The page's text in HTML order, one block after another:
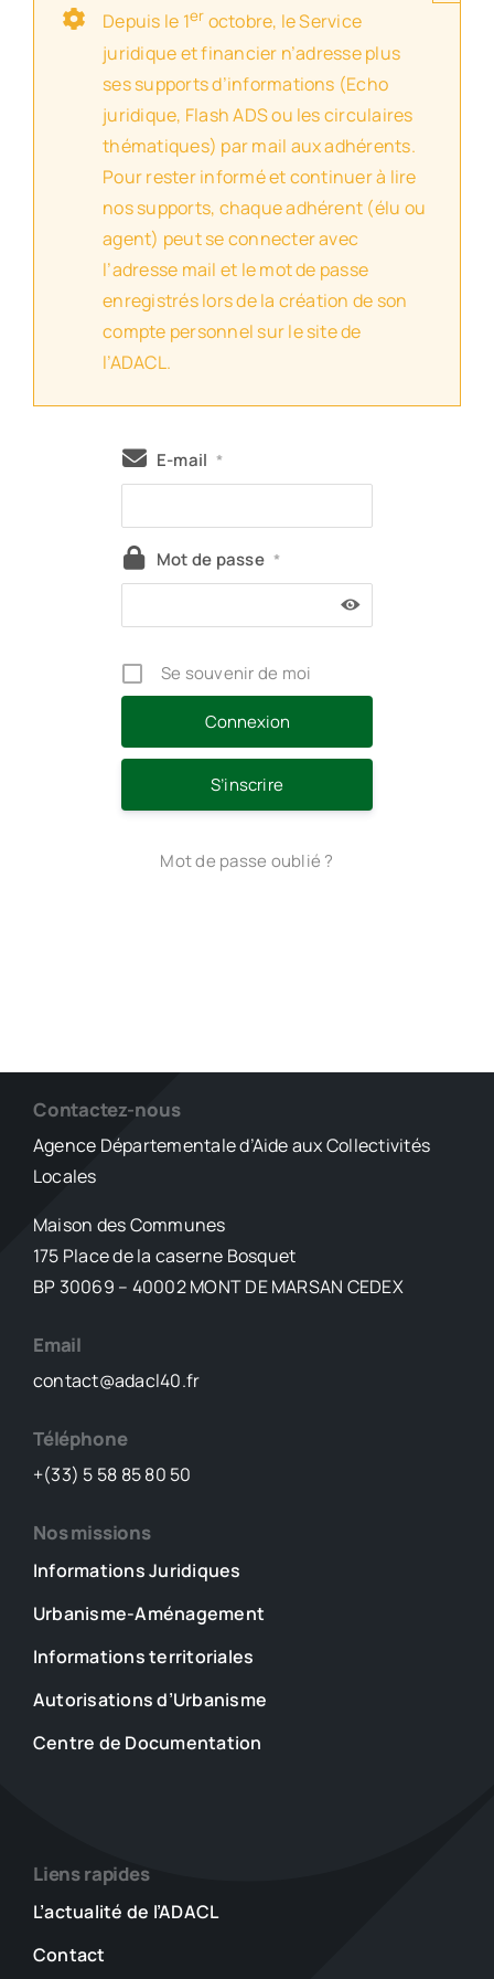
Depuis le 1er octobre, le Service
juridique et financier n’adresse plus
ses supports d’informations (Echo
juridique, Flash ADS ou les circulaires
thématiques) par mail aux adhérents.
Pour rester informé et continuer à lire
nos supports, chaque adhérent (élu ou
agent) peut se connecter avec
l’adresse mail et le mot de passe
enregistrés lors de la création de son
compte personnel sur le site de
l’ADACL.
E-mail *
Mot de passe *
Se souvenir de moi
S’inscrire
Mot de passe oublié ?
Contactez-nous
Agence Départementale d’Aide aux Collectivités
Locales
Maison des Communes
175 Place de la caserne Bosquet
BP 30069 – 40002 MONT DE MARSAN CEDEX
Email
contact@adacl40.fr
Téléphone
+(33) 5 58 85 80 50
Nos missions
Informations Juridiques
Urbanisme-Aménagement
Informations territoriales
Autorisations d’Urbanisme
Centre de Documentation
Liens rapides
L’actualité de l’ADACL
Contact